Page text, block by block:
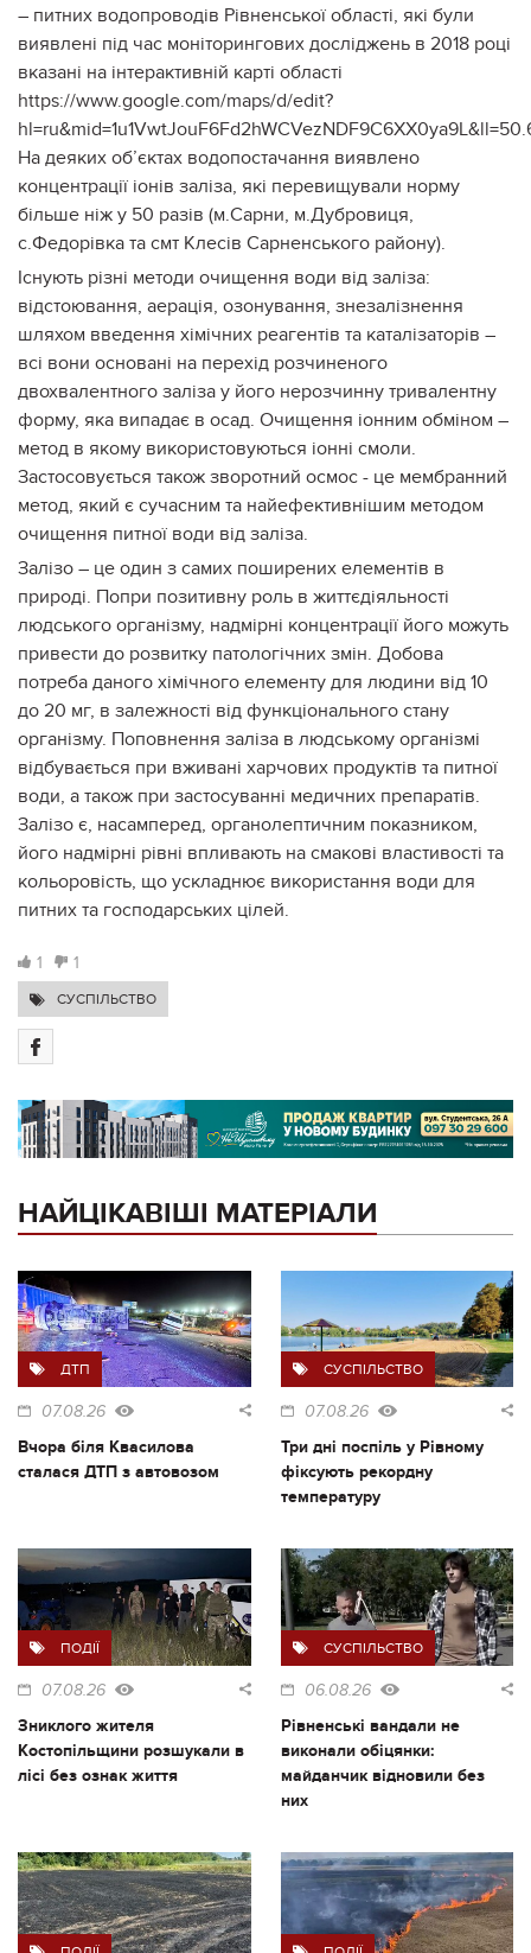
– питних водопроводів Рівненської області, які були
виявлені під час моніторингових досліджень в 2018 році
вказані на інтерактивній карті області
https://www.google.com/maps/d/edit?
На деяких об’єктах водопостачання виявлено
концентрації іонів заліза, які перевищували норму
більше ніж у 50 разів (м.Сарни, м.Дубровиця,
с.Федорівка та смт Клесів Сарненського району).
Існують різні методи очищення води від заліза:
відстоювання, аерація, озонування, знезалізнення
шляхом введення хімічних реагентів та каталізаторів –
всі вони основані на перехід розчиненого
двохвалентного заліза у його нерозчинну тривалентну
форму, яка випадає в осад. Очищення іонним обміном –
метод в якому використовуються іонні смоли.
Застосовується також зворотний осмос - це мембранний
метод, який є сучасним та найефективнішим методом
очищення питної води від заліза.
Залізо – це один з самих поширених елементів в
природі. Попри позитивну роль в життєдіяльності
людського організму, надмірні концентрації його можуть
привести до розвитку патологічних змін. Добова
потреба даного хімічного елементу для людини від 10
до 20 мг, в залежності від функціонального стану
організму. Поповнення заліза в людському організмі
відбувається при вживані харчових продуктів та питної
води, а також при застосуванні медичних препаратів.
Залізо є, насамперед, органолептичним показником,
його надмірні рівні впливають на смакові властивості та
кольоровість, що ускладнює використання води для
питних та господарських цілей.
1 1
СУСПІЛЬСТВО
НАЙЦІКАВІШІ МАТЕРІАЛИ
ДТП
07.08.26
Вчора біля Квасилова
сталася ДТП з автовозом
СУСПІЛЬСТВО
07.08.26
Три дні поспіль у Рівному
фіксують рекордну
температуру
ПОДІЇ
07.08.26
Зниклого жителя
Костопільщини розшукали в
лісі без ознак життя
СУСПІЛЬСТВО
06.08.26
Рівненські вандали не
виконали обіцянки:
майданчик відновили без
них